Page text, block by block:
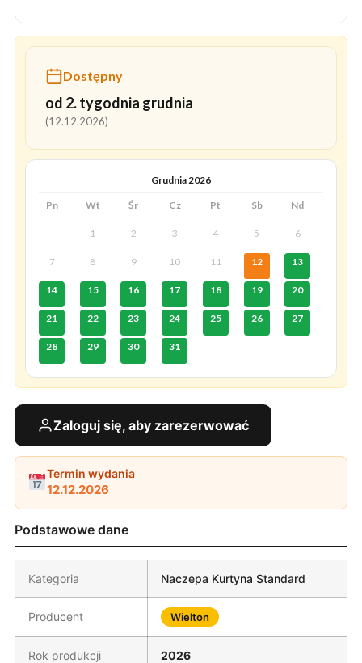
Dostępny
od 2. tygodnia grudnia
(12.12.2026)
Grudnia 2026
Pn Wt Śr Cz Pt Sb Nd
1 2 3 4 5 6
7 8 9 10 11 12 13
14 15 16 17 18 19 20
21 22 23 24 25 26 27
28 29 30 31
Zaloguj się, aby zarezerwować
Termin wydania
12.12.2026
Podstawowe dane
Kategoria Naczepa Kurtyna Standard
Producent Wielton
Rok produkcji 2026